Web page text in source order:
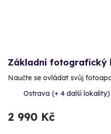
Základní fotografický
Naučte se ovládat svůj
Ostrava (+ 4 další lokality)
2 990 Kč